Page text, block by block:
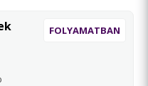
FOLYAMATBAN